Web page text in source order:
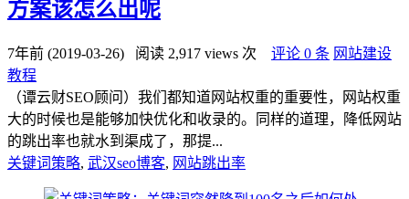
方案该怎么出呢
7年前 (2019-03-26) 阅读 2,917 views 次 评论 0 条 网站建设
教程
（谭云财SEO顾问）我们都知道网站权重的重要性，网站权重
大的时候也是能够加快优化和收录的。同样的道理，降低网站
的跳出率也就水到渠成了，那提...
关键词策略, 武汉seo博客, 网站跳出率